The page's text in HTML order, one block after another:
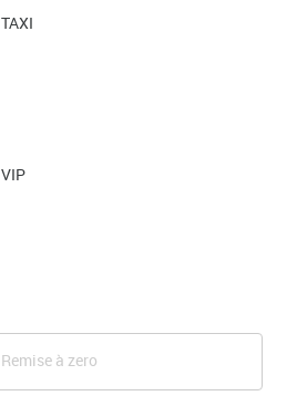
TAXI
VIP
Remise à zero